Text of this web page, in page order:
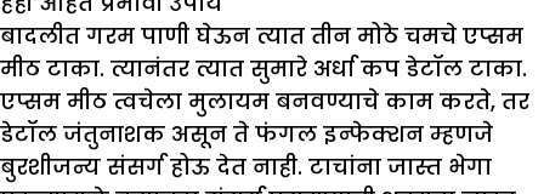
बादलीत गरम पाणी घेऊन त्यात तीन मोठे चमचे एप्सम
मीठ टाका. त्यानंतर त्यात सुमारे अर्धा कप डेटॉल टाका.
एप्सम मीठ त्वचेला मुलायम बनवण्याचे काम करते, तर
डेटॉल जंतुनाशक असून ते फंगल इन्फेक्शन म्हणजे
बुरशीजन्य संसर्ग होऊ देत नाही. टाचांना जास्त भेगा